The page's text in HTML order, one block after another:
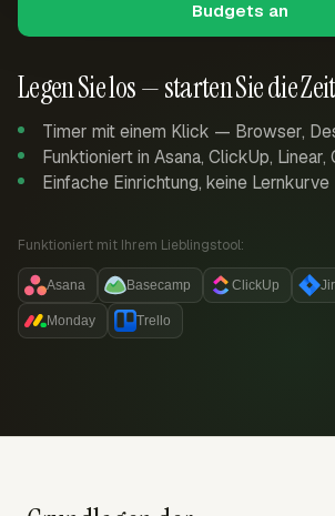
Legen Sie los — starten Sie die
Timer mit einem Klick — Browser,
Funktioniert in Asana, ClickUp, Linear,
Einfache Einrichtung, keine Lernkurve
Funktioniert mit Ihrem Lieblingstool:
Asana Basecamp ClickUp
Monday Trello
Budgets an